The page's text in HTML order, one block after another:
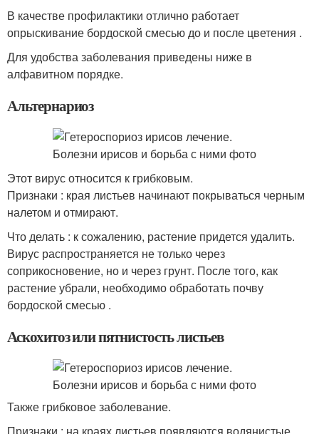
В качестве профилактики отлично работает
опрыскивание бордоской смесью до и после цветения .
Для удобства заболевания приведены ниже в
алфавитном порядке.
Альтернариоз
Этот вирус относится к грибковым.
Признаки : края листьев начинают покрываться черным
налетом и отмирают.
Что делать : к сожалению, растение придется удалить.
Вирус распространяется не только через
соприкосновение, но и через грунт. После того, как
растение убрали, необходимо обработать почву
бордоской смесью .
Аскохитоз или пятнистость листьев
Также грибковое заболевание.